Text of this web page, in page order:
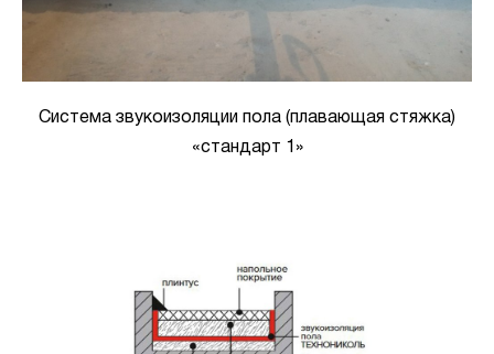
Система звукоизоляции пола (плавающая стяжка)
«стандарт 1»